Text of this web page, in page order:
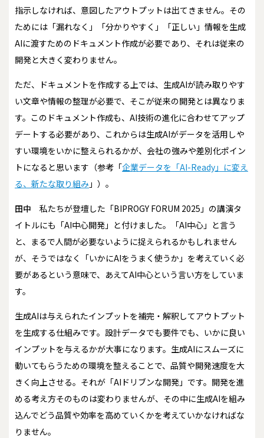
指示しなければ、意図したアウトプットは出てきません。その
ためには「漏れなく」「分かりやすく」「正しい」情報を生成
AIに渡すためのドキュメント作成が必要であり、それは従来の
開発と大きく変わりません。
ただ、ドキュメントを作成する上では、生成AIが読み取りやす
い文章や情報の整理が必要で、そこが従来の開発とは異なりま
す。このドキュメント作成も、AI技術の進化に合わせてアップ
デートする必要があり、これからは生成AIがデータを活用しや
すい環境をいかに整えられるかが、会社の強みや差別化ポイン
トになると思います（参考「企業データを「AI-Ready」に変え
る、新たな取り組み 」）。
田中
私たちが登壇した「BIPROGY FORUM 2025」の講演タ
イトルにも「AI中心開発」と付けました。「AI中心」と言う
と、まるで人間が必要ないように捉えられるかもしれません
が、そうではなく「いかにAIをうまく使うか」を考えていく必
要があるという意味で、あえてAI中心という言い方をしていま
す。
生成AIは与えられたインプットを補完・解釈してアウトプット
を生成する仕組みです。設計データでも要件でも、いかに良い
インプットを与えるかが大事になります。生成AIにスムーズに
動いてもらうための環境を整えることで、品質や開発速度を大
きく向上させる。それが「AIドリブンな開発」です。開発を進
める考え方そのものは変わりませんが、その中に生成AIを組み
込んでどう品質や効率を高めていくかを考えていかなければな
りません。